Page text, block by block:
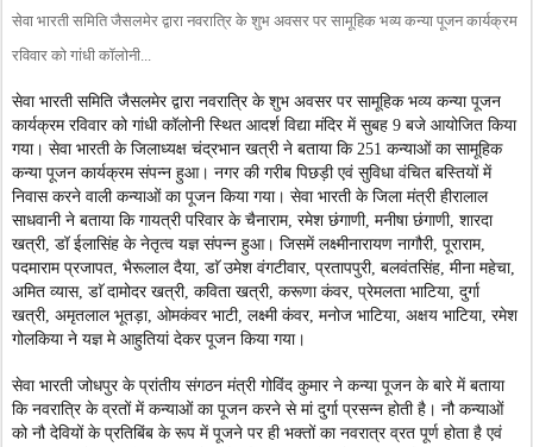
सेवा भारती समिति जैसलमेर द्वारा नवरात्रि के शुभ अवसर पर सामूहिक भव्य कन्या पूजन कार्यक्रम
रविवार को गांधी कॉलोनी...
सेवा भारती समिति जैसलमेर द्वारा नवरात्रि के शुभ अवसर पर सामूहिक भव्य कन्या पूजन
कार्यक्रम रविवार को गांधी कॉलोनी स्थित आदर्श विद्या मंदिर में सुबह 9 बजे आयोजित किया
गया। सेवा भारती के जिलाध्यक्ष चंद्रभान खत्री ने बताया कि 251 कन्याओं का सामूहिक
कन्या पूजन कार्यक्रम संपन्न हुआ। नगर की गरीब पिछड़ी एवं सुविधा वंचित बस्तियों में
निवास करने वाली कन्याओं का पूजन किया गया। सेवा भारती के जिला मंत्री हीरालाल
साधवानी ने बताया कि गायत्री परिवार के चैनाराम, रमेश छंगाणी, मनीषा छंगाणी, शारदा
खत्री, डॉ ईलासिंह के नेतृत्व यज्ञ संपन्न हुआ। जिसमें लक्ष्मीनारायण नागौरी, पूराराम,
पदमाराम प्रजापत, भैरूलाल दैया, डाॅ उमेश वंगटीवार, प्रतापपुरी, बलवंतसिंह, मीना महेचा,
अमित व्यास, डाॅ दामोदर खत्री, कविता खत्री, करूणा कंवर, प्रेमलता भाटिया, दुर्गा
खत्री, अमृतलाल भूतड़ा, ओमकंवर भाटी, लक्ष्मी कंवर, मनोज भाटिया, अक्षय भाटिया, रमेश
गोलकिया ने यज्ञ मे आहुतियां देकर पूजन किया गया।
सेवा भारती जोधपुर के प्रांतीय संगठन मंत्री गोविंद कुमार ने कन्या पूजन के बारे में बताया
कि नवरात्रि के व्रतों में कन्याओं का पूजन करने से मां दुर्गा प्रसन्न होती है। नौ कन्याओं
को नौ देवियों के प्रतिबिंब के रूप में पूजने पर ही भक्तों का नवरात्र व्रत पूर्ण होता है एवं